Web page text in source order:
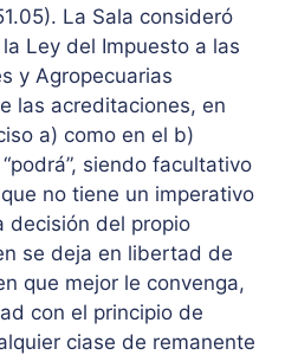
La Sala consideró
Ley del Impuesto a las
y Agropecuarias
las acreditaciones, en
a) como en el b)
siendo facultativo
no tiene un imperativo
decisión del propio
se deja en libertad de
que mejor le convenga,
con el principio de
ciase de remanente